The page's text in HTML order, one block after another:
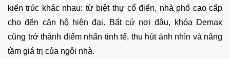
kiến trúc khác nhau: từ biệt thự cổ điển, nhà phố cao cấp
cho đến căn hộ hiện đại. Bất cứ nơi đâu, khóa Demax
cũng trở thành điểm nhấn tinh tế, thu hút ánh nhìn và nâng
tầm giá trị của ngôi nhà.